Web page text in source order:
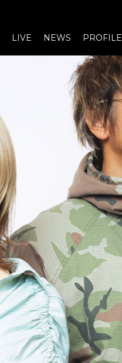
LIVE NEWS PROFILE